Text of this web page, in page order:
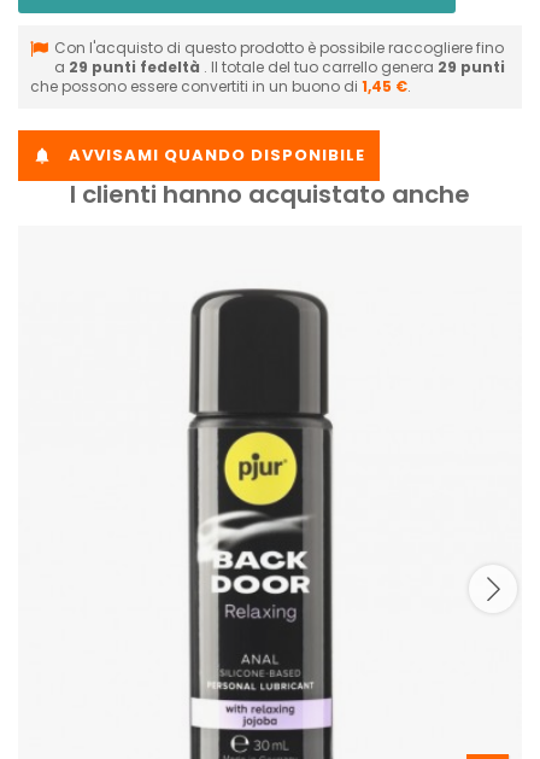
Con l'acquisto di questo prodotto è possibile raccogliere fino
a 29 punti fedeltà . Il totale del tuo carrello genera 29 punti
che possono essere convertiti in un buono di 1,45 €.
 AVVISAMI QUANDO DISPONIBILE
I clienti hanno acquistato anche